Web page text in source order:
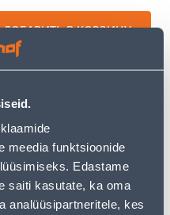
meedia funktsioonide
Edastame
saiti kasutate, ka oma
analüüsipartneritele, kes
ДОБАВИТЬ В КОРЗИНУ